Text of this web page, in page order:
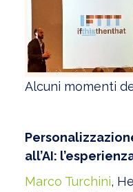
Alcuni momenti
all’AI:
Marco Turchini,